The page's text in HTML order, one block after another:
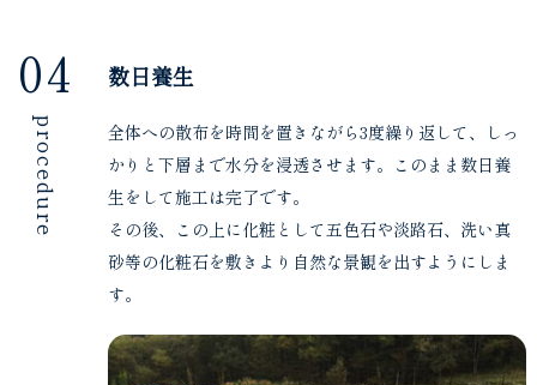
04
procedure
数日養生
全体への散布を時間を置きながら3度繰り返して、しっ
かりと下層まで水分を浸透させます。このまま数日養
生をして施工は完了です。
その後、この上に化粧として五色石や淡路石、洗い真
砂等の化粧石を敷きより自然な景観を出すようにしま
す。